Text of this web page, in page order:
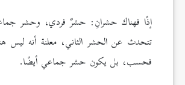
إذًا فهناك حشرانِ: حشرٌ فردي، وحشر
تتحدث عن الحشر الثاني، معلنة أنه
فحسب، بل يكون حشر جماعي أيضًا.